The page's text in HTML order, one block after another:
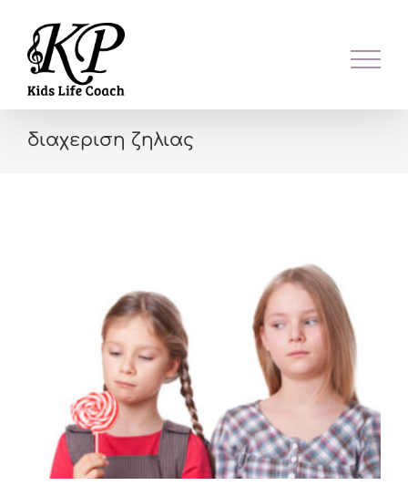
content
διαχεριση ζηλιας